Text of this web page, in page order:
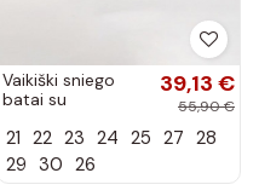
Vaikiški sniego
batai su
kaspinu, smėlio
spalvos Daven
39,13 €
55,90 €
21 22 23 24 25 27 28
29 30 26